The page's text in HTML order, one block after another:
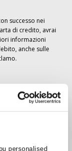
personalised
successo nei
di credito, avrai
informazioni
anche sulle
e si prevede
direzione della